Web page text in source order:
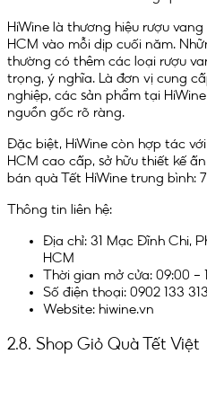
HiWine là thương hiệu rượu
HCM vào mỗi dịp cuối năm.
thường có thêm các loại rượu
trọng, ý nghĩa. Là đơn vị cung
nghiệp, các sản phẩm tại
nguồn gốc rõ ràng.
Đặc biệt, HiWine còn hợp tác
HCM cao cấp, sở hữu thiết kế
bán quà Tết HiWine trung bình:
Thông tin liên hệ:
Địa chỉ: 31 Mạc Đĩnh Chi,
HCM
Thời gian mở cửa: 09:00
Số điện thoại: 0902 133 313
Website: hiwine.vn
2.8. Shop Giỏ Quà Tết Việt